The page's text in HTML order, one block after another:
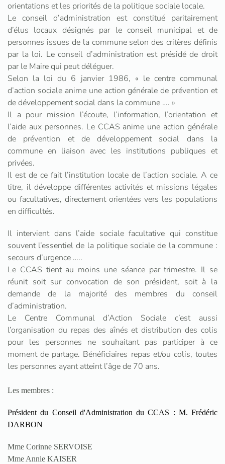
orientations et les priorités de la politique sociale locale.
Le conseil d’administration est constitué paritairement
d’élus locaux désignés par le conseil municipal et de
personnes issues de la commune selon des critères définis
par la loi. Le conseil d’administration est présidé de droit
par le Maire qui peut déléguer.
Selon la loi du 6 janvier 1986, « le centre communal
d’action sociale anime une action générale de prévention et
de développement social dans la commune …. »
Il a pour mission l’écoute, l’information, l’orientation et
l’aide aux personnes. Le CCAS anime une action générale
de prévention et de développement social dans la
commune en liaison avec les institutions publiques et
privées.
Il est de ce fait l’institution locale de l’action sociale. A ce
titre, il développe différentes activités et missions légales
ou facultatives, directement orientées vers les populations
en difficultés.
Il intervient dans l’aide sociale facultative qui constitue
souvent l’essentiel de la politique sociale de la commune :
secours d’urgence …..
Le CCAS tient au moins une séance par trimestre. Il se
réunit soit sur convocation de son président, soit à la
demande de la majorité des membres du conseil
d’administration.
Le Centre Communal d’Action Sociale c’est aussi
l’organisation du repas des aînés et distribution des colis
pour les personnes ne souhaitant pas participer à ce
moment de partage. Bénéficiaires repas et/ou colis, toutes
les personnes ayant atteint l’âge de 70 ans.
Les membres :
Président du Conseil d'Administration du CCAS : M. Frédéric
DARBON
Mme Corinne SERVOISE
Mme Annie KAISER